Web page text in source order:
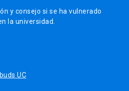
y consejo si se ha vulnerado
la universidad.
UC